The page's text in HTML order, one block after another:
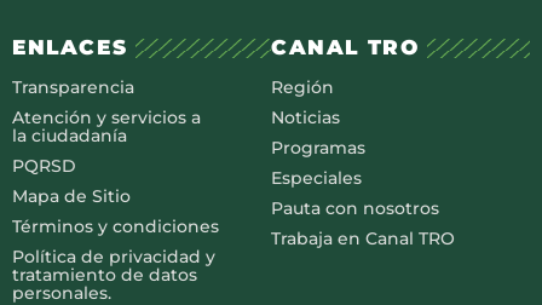
ENLACES
Transparencia
Atención y servicios a
la ciudadanía
PQRSD
Mapa de Sitio
Términos y condiciones
Política de privacidad y
tratamiento de datos
personales.
CANAL TRO
Región
Noticias
Programas
Especiales
Pauta con nosotros
Trabaja en Canal TRO